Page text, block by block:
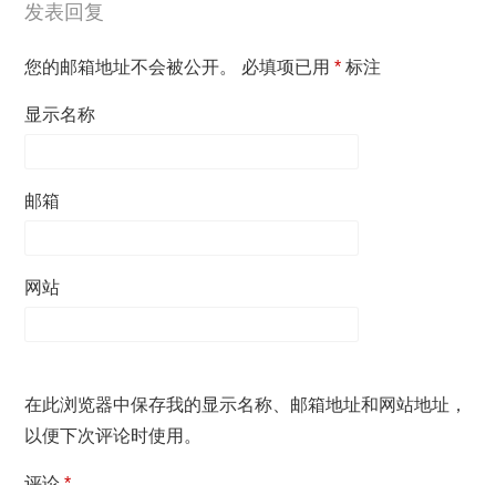
发表回复
您的邮箱地址不会被公开。 必填项已用* 标注
显示名称
邮箱
网站
在此浏览器中保存我的显示名称、邮箱地址和网站地址，
以便下次评论时使用。